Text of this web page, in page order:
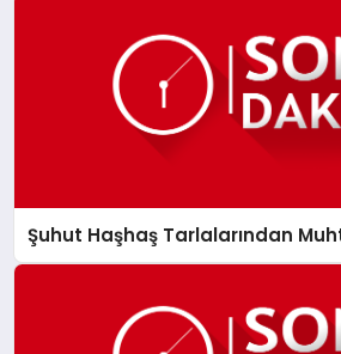
BELEDIYELER
DÜNYA
Şuhut Haşhaş Tarlalarından